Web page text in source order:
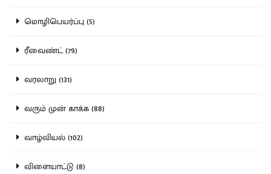
மொழிபெயர்ப்பு (5)
ரீவைண்ட் (79)
வரலாறு (131)
வரும் முன் காக்க (88)
வாழ்வியல் (102)
விளையாட்டு (8)